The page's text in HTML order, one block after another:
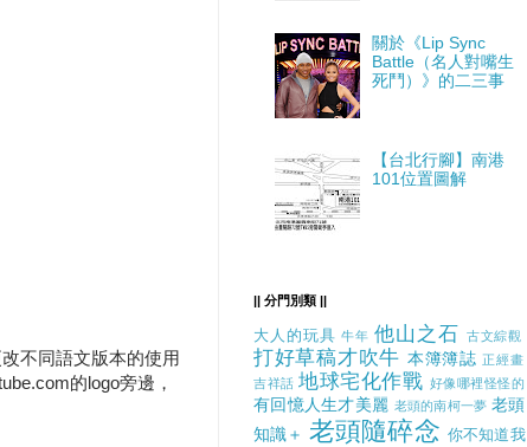
不同語文版本的使用
的logo旁邊，
關於《Lip Sync
Battle（名人對嘴生
死鬥）》的二三事
【台北行腳】南港
101位置圖解
|| 分門別類 ||
大人的玩具 牛年 他山之石 古文綜觀
打好草稿才吹牛 本簿簿誌 正經畫
吉祥話 地球宅化作戰 好像哪裡怪怪的
有回憶人生才美麗 老頭的南柯一夢 老頭
知識＋ 老頭隨碎念 你不知道我